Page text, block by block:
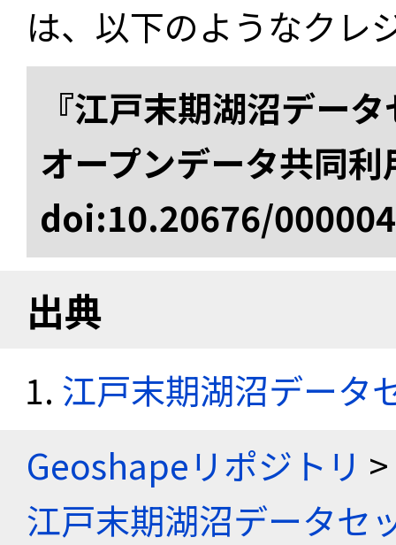
は、以下のようなクレ
『江戸末期湖沼デー
オープンデータ共同
doi:10.20676/
出典
江戸末期湖沼データ
Geoshapeリポジトリ >
江戸末期湖沼データセ